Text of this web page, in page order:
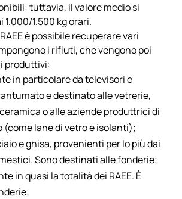
tuttavia, il valore medio si
1.500 kg orari.
è possibile recuperare vari
i rifiuti, che vengono poi
produttivi:
in particolare da televisori e
e destinato alle vetrerie,
o alle aziende produttrici di
(come lane di vetro e isolanti);
e ghisa, provenienti per lo più dai
Sono destinati alle fonderie;
in quasi la totalità dei RAEE. È